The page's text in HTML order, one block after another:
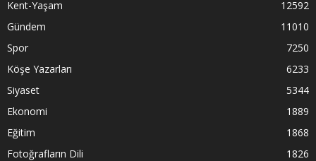
Kent-Yaşam
12592
Gündem
11010
Spor
7250
Köşe Yazarları
6233
Siyaset
5344
Ekonomi
1889
Eğitim
1868
Fotoğrafların Dili
1826